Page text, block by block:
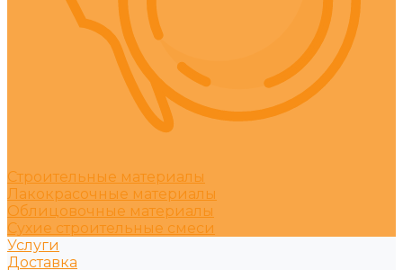
Строительные материалы
Лакокрасочные материалы
Облицовочные материалы
Сухие строительные смеси
Услуги
Доставка